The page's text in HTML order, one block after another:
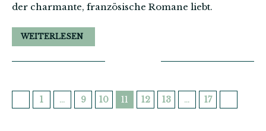
der charmante, französische Romane liebt.
WEITERLESEN
1 … 9 10 11 12 13 … 17